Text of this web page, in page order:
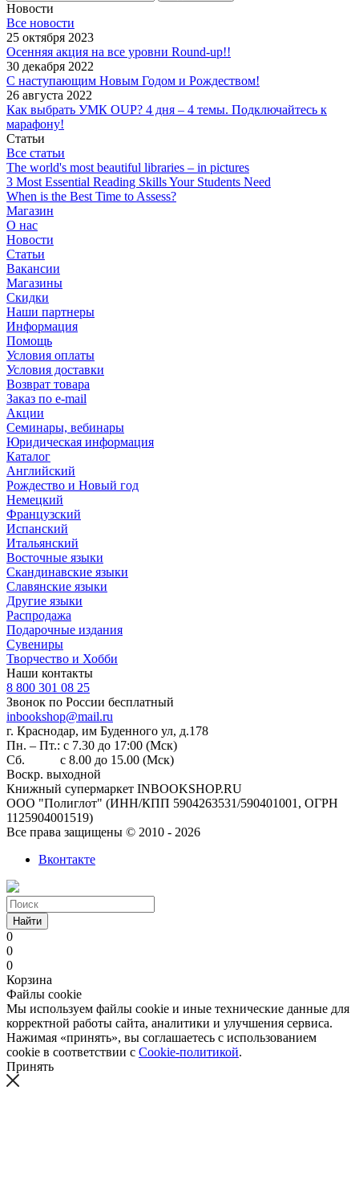
Новости
Все новости
25 октября 2023
Осенняя акция на все уровни Round-up!!
30 декабря 2022
С наступающим Новым Годом и Рождеством!
26 августа 2022
Как выбрать УМК OUP? 4 дня – 4 темы. Подключайтесь к
марафону!
Статьи
Все статьи
The world's most beautiful libraries – in pictures
3 Most Essential Reading Skills Your Students Need
When is the Best Time to Assess?
Магазин
О нас
Новости
Статьи
Вакансии
Магазины
Скидки
Наши партнеры
Информация
Помощь
Условия оплаты
Условия доставки
Возврат товара
Заказ по e-mail
Акции
Семинары, вебинары
Юридическая информация
Каталог
Английский
Рождество и Новый год
Немецкий
Французский
Испанский
Итальянский
Восточные языки
Скандинавские языки
Славянские языки
Другие языки
Распродажа
Подарочные издания
Сувениры
Творчество и Хобби
Наши контакты
8 800 301 08 25
Звонок по России бесплатный
inbookshop@mail.ru
г. Краснодар, им Буденного ул, д.178
Пн. – Пт.: с 7.30 до 17:00 (Мск)
Сб. с 8.00 до 15.00 (Мск)
Воскр. выходной
Книжный супермаркет INBOOKSHOP.RU
ООО "Полиглот" (ИНН/КПП 5904263531/590401001, ОГРН
1125904001519)
Все права защищены © 2010 - 2026
Вконтакте
Найти
0
0
0
Корзина
Файлы cookie
Мы используем файлы cookie и иные технические данные для
корректной работы сайта, аналитики и улучшения сервиса.
Нажимая «принять», вы соглашаетесь с использованием
cookie в соответствии с Cookie-политикой.
Принять